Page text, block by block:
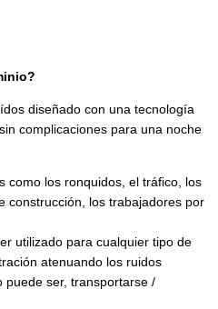
diseñado con una tecnología
complicaciones para una noche
como los ronquidos, el tráfico, los
construcción, los trabajadores por
utilizado para cualquier tipo de
atenuando los ruidos
puede ser, transportarse /